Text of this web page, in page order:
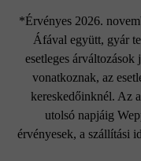
*Érvényes 2026.
Áfával együtt, gyár
esetleges
vonatkoznak, az
kereskedőinknél. Az
utolsó napjáig
érvényesek, a szállítási